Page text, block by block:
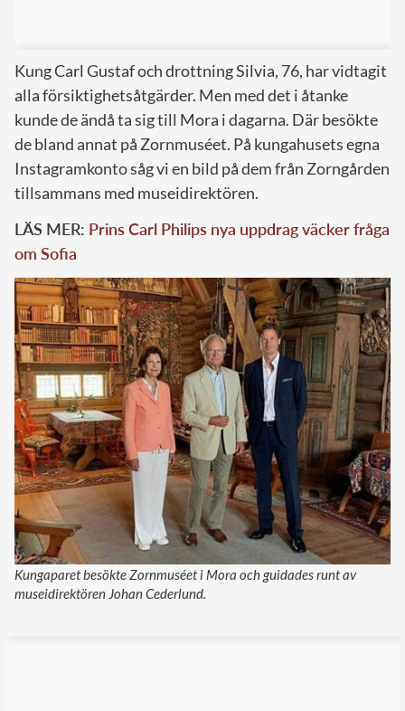
Kung Carl Gustaf och drottning Silvia, 76, har vidtagit
alla försiktighetsåtgärder. Men med det i åtanke
kunde de ändå ta sig till Mora i dagarna. Där besökte
de bland annat på Zornmuséet. På kungahusets egna
Instagramkonto såg vi en bild på dem från Zorngården
tillsammans med museidirektören.
LÄS MER: Prins Carl Philips nya uppdrag väcker fråga
om Sofia
Kungaparet besökte Zornmuséet i Mora och guidades runt av
museidirektören Johan Cederlund.